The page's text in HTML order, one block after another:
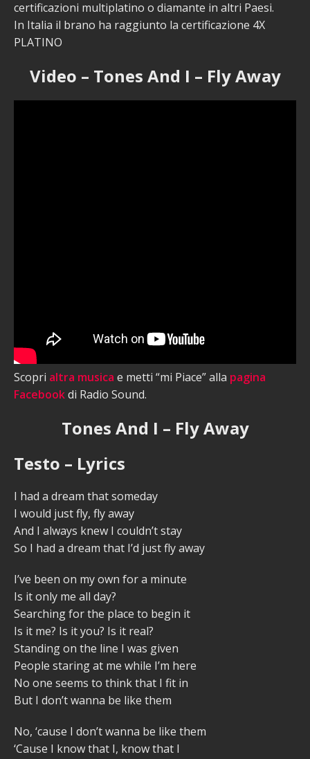
certificazioni multiplatino o diamante in altri Paesi.
In Italia il brano ha raggiunto la certificazione 4X
PLATINO
Video – Tones And I – Fly Away
Scopri altra musica e metti “mi Piace” alla pagina
Facebookdi Radio Sound.
Tones And I – Fly Away
Testo – Lyrics
I had a dream that someday
I would just fly, fly away
And I always knew I couldn’t stay
So I had a dream that I’d just fly away
I’ve been on my own for a minute
Is it only me all day?
Searching for the place to begin it
Is it me? Is it you? Is it real?
Standing on the line I was given
People staring at me while I’m here
No one seems to think that I fit in
But I don’t wanna be like them
No, ‘cause I don’t wanna be like them
‘Cause I know that I, know that I